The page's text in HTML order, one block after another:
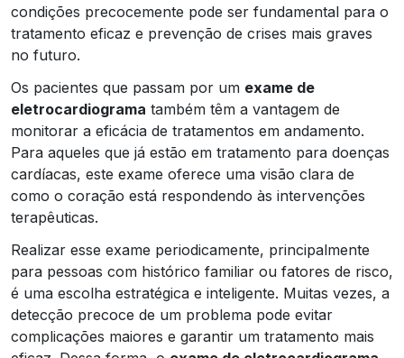
condições precocemente pode ser fundamental para o
tratamento eficaz e prevenção de crises mais graves
no futuro.
Os pacientes que passam por um exame de
eletrocardiograma também têm a vantagem de
monitorar a eficácia de tratamentos em andamento.
Para aqueles que já estão em tratamento para doenças
cardíacas, este exame oferece uma visão clara de
como o coração está respondendo às intervenções
terapêuticas.
Realizar esse exame periodicamente, principalmente
para pessoas com histórico familiar ou fatores de risco,
é uma escolha estratégica e inteligente. Muitas vezes, a
detecção precoce de um problema pode evitar
complicações maiores e garantir um tratamento mais